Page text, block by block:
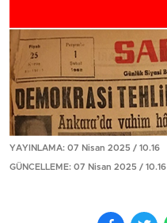
YAYINLAMA: 07 Nisan 2025 / 10.16
GÜNCELLEME: 07 Nisan 2025 / 10.16